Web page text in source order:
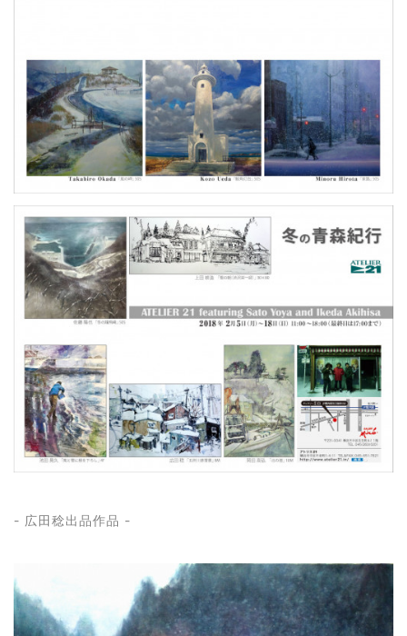
- 広田稔出品作品 -